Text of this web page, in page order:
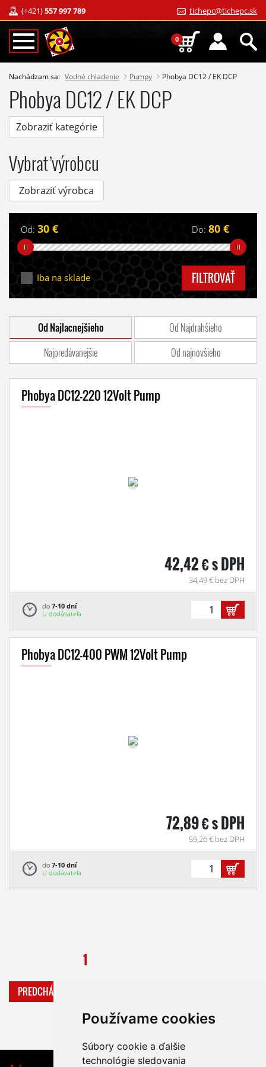
Používame cookies
Súbory cookie a ďalšie
technológie sledovania
(+421)557 997 789 tichepc@tichepc.sk
0
Nachádzam sa: Vodné chladenie Pumpy Phobya DC12 / EK DCP
Phobya DC12 / EK DCP
Zobraziť kategórie
Vybrať výrobcu
Zobraziť výrobca
Od: 30 € Do: 80 €
Iba na sklade FILTROVAŤ
Od Najlacnejšieho
Od Najdrahšieho
Najpredávanejšie
Od najnovšieho
Phobya DC12-220 12Volt Pump
42,42 € s DPH
34,49 € bez DPH
do 7-10 dní
U dodávateľa
Phobya DC12-400 PWM 12Volt Pump
72,89 € s DPH
59,26 € bez DPH
do 7-10 dní
U dodávateľa
PREDCHÁDZAJÚCA
1